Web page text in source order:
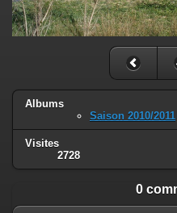
Albums
Saison 2010/2011
Visites
2728
0